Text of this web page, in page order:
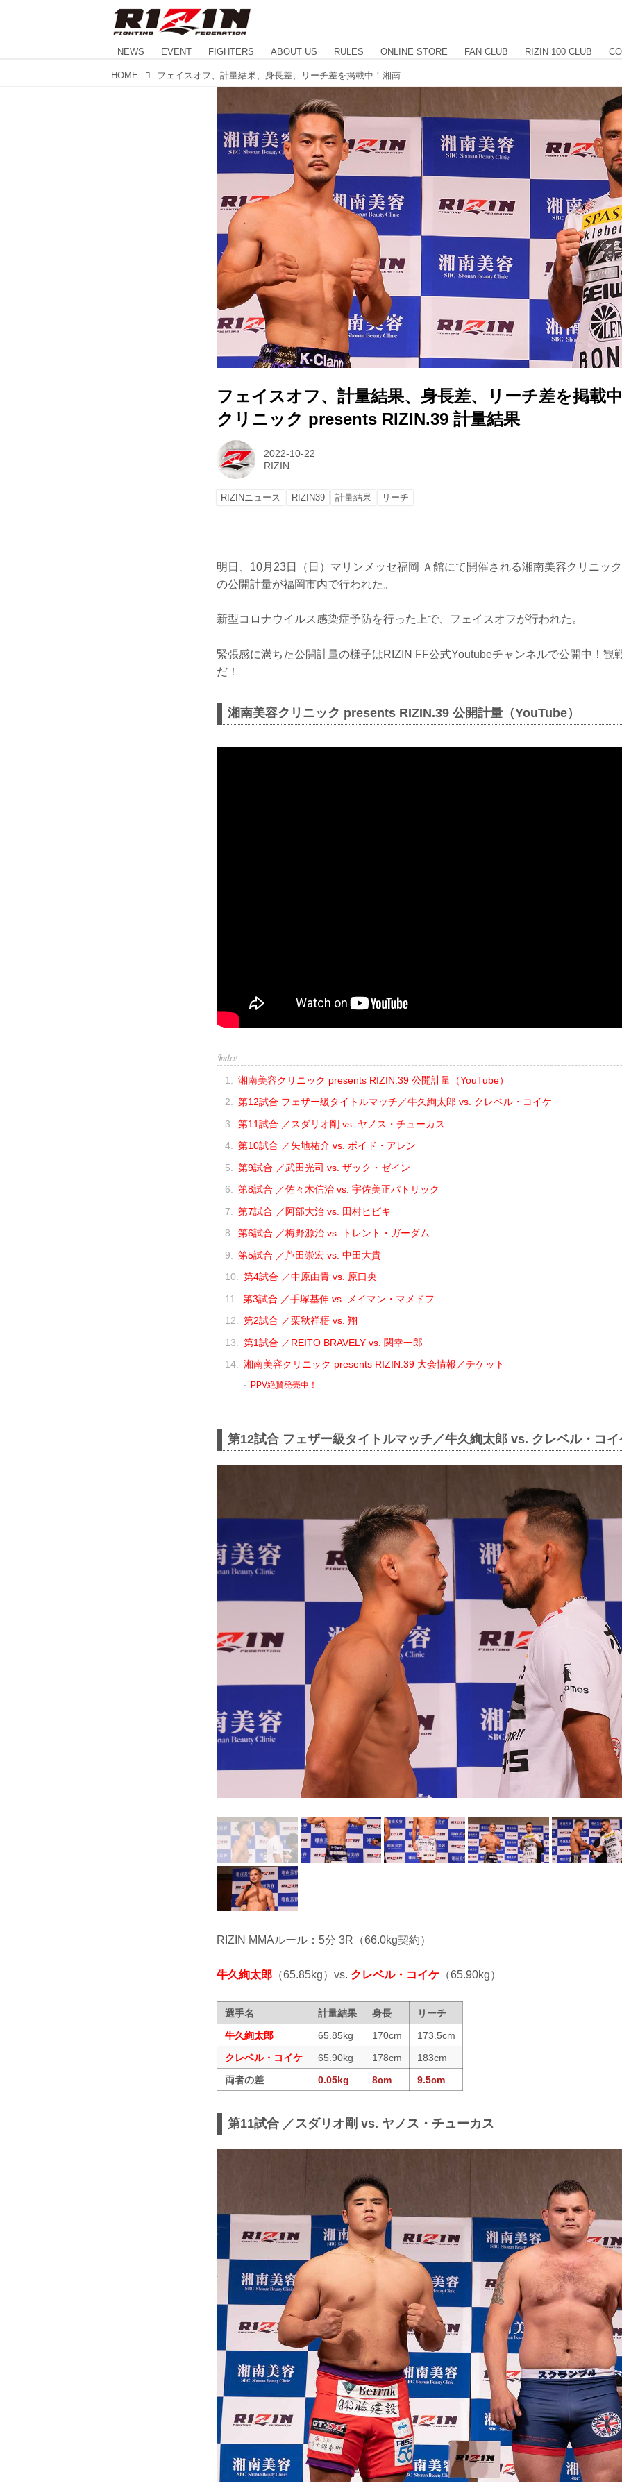
NEWS EVENT FIGHTERS ABOUT US RULES ONLINE STORE FAN CLUB RIZIN 100 CLUB
HOME
フェイスオフ、計量結果、身長差、リーチ差を掲載
クリニック presents RIZIN.39 計量結果
2022-10-22
RIZIN
RIZINニュース RIZIN39 計量結果 リーチ
明日、10月23日（日）マリンメッセ福岡 Ａ館にて開催される湘南美容クリニッ
の公開計量が福岡市内で行われた。
新型コロナウイルス感染症予防を行った上で、フェイスオフが行われた。
緊張感に満ちた公開計量の様子はRIZIN FF公式Youtubeチャンネルで公開中！観
だ！
湘南美容クリニック presents RIZIN.39 公開計量（YouTube）
湘南美容クリニック presents RIZIN.39 公開計量（YouTube）
第12試合 フェザー級タイトルマッチ／牛久絢太郎 vs. クレベル・コイケ
第11試合 ／スダリオ剛 vs. ヤノス・チューカス
第10試合 ／矢地祐介 vs. ボイド・アレン
第9試合 ／武田光司 vs. ザック・ゼイン
第8試合 ／佐々木信治 vs. 宇佐美正パトリック
第7試合 ／阿部大治 vs. 田村ヒビキ
第6試合 ／梅野源治 vs. トレント・ガーダム
第5試合 ／芦田崇宏 vs. 中田大貴
第4試合 ／中原由貴 vs. 原口央
第3試合 ／手塚基伸 vs. メイマン・マメドフ
第2試合 ／栗秋祥梧 vs. 翔
第1試合 ／REITO BRAVELY vs. 関幸一郎
湘南美容クリニック presents RIZIN.39 大会情報／チケット
PPV絶賛発売中！
第12試合 フェザー級タイトルマッチ／牛久絢太郎 vs. クレベル・コイ
RIZIN MMAルール：5分 3R（66.0kg契約）
牛久絢太郎 （65.85kg）vs. クレベル・コイケ （65.90kg）
選手名 計量結果 身長
リーチ
牛久絢太郎
65.85kg 170cm
173.5cm
クレベル・コイケ
65.90kg 178cm
183cm
両者の差
0.05kg 8cm 9.5cm
第11試合 ／スダリオ剛 vs. ヤノス・チューカス